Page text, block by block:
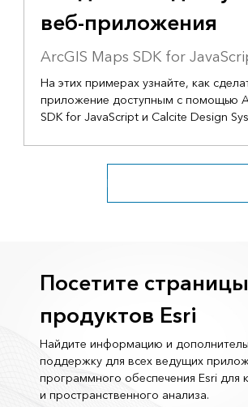
веб-приложения
ArcGIS Maps SDK for
На этих примерах узнайте, как
приложение доступным с помощью
SDK for JavaScript и Calcite Design
Перейти ко всем ресурсам
Посетите страницы
продуктов Esri
Найдите информацию и
поддержку для всех ведущих
программного обеспечения Esri для
и пространственного анализа.